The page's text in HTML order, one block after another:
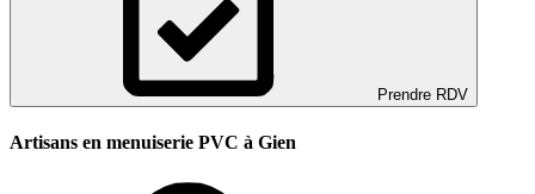
Prendre RDV
Artisans en menuiserie PVC à Gien